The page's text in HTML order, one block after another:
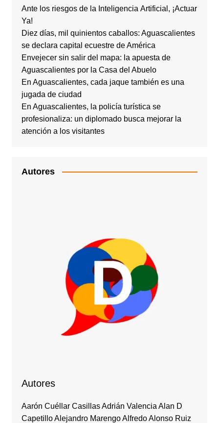
Ante los riesgos de la Inteligencia Artificial, ¡Actuar
Ya!
Diez días, mil quinientos caballos: Aguascalientes
se declara capital ecuestre de América
Envejecer sin salir del mapa: la apuesta de
Aguascalientes por la Casa del Abuelo
En Aguascalientes, cada jaque también es una
jugada de ciudad
En Aguascalientes, la policía turística se
profesionaliza: un diplomado busca mejorar la
atención a los visitantes
Autores
Autores
Aarón Cuéllar Casillas Adrián Valencia Alan D
Capetillo Alejandro Marengo Alfredo Alonso Ruiz